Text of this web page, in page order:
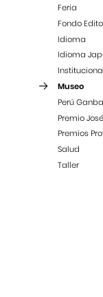
Feria
Fondo
Idioma
Idioma
Museo
Perú
Premio
Premios
Salud
Taller